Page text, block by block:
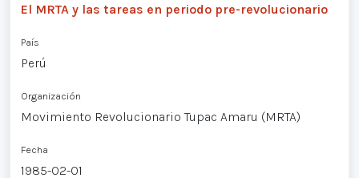
El MRTA y las tareas en periodo pre-revolucionario
País
Perú
Organización
Movimiento Revolucionario Tupac Amaru (MRTA)
Fecha
1985-02-01